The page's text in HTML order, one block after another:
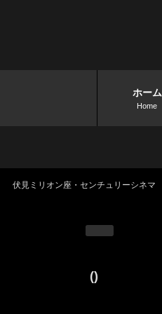
ホーム
Home
伏見ミリオン座・センチュリーシネマ
()